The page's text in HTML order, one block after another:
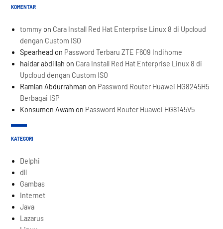
KOMENTAR
tommy on Cara Install Red Hat Enterprise Linux 8 di Upcloud
dengan Custom ISO
Spearhead on Password Terbaru ZTE F609 Indihome
haidar abdillah on Cara Install Red Hat Enterprise Linux 8 di
Upcloud dengan Custom ISO
Ramlan Abdurrahman on Password Router Huawei HG8245H5
Berbagai ISP
Konsumen Awam on Password Router Huawei HG8145V5
KATEGORI
Delphi
dll
Gambas
Internet
Java
Lazarus